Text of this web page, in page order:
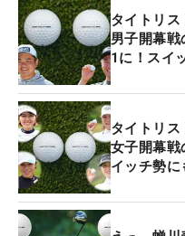
タイトリ
男子開幕
1に！スイ
タイトリ
女子開幕
イッチ勢に